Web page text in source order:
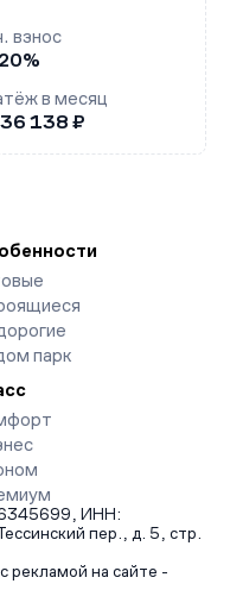
взнос
в месяц
138 ₽
парк
ИНН:
пер., д. 5, стр.
рекламой на сайте -